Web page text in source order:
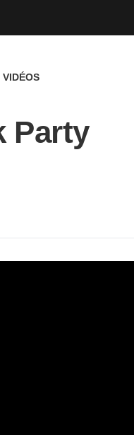
VIDÉOS
Party